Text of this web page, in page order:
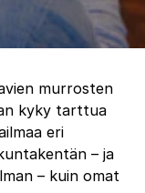
murrosten
kyky tarttua
eri
– ja
– kuin omat